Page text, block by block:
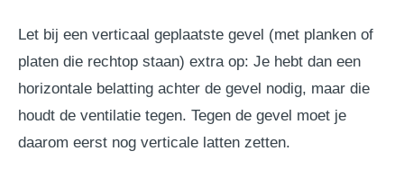
Let bij een verticaal geplaatste gevel (met planken of
platen die rechtop staan) extra op: Je hebt dan een
horizontale belatting achter de gevel nodig, maar die
houdt de ventilatie tegen. Tegen de gevel moet je
daarom eerst nog verticale latten zetten.